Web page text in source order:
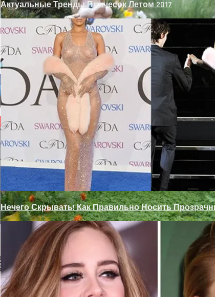
Замки С Ручкой Для Межкомнатных Дверей
Ручка-Защелка Для Межкомнатных Дверей
Современный Дизайн Сада
Актуальные Тренды Причесок Летом 2017
Нечего Скрывать! Как Правильно Носить